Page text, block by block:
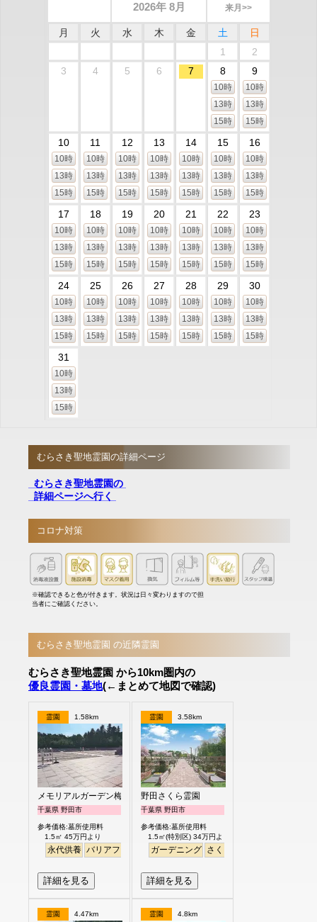
2026年 8月 来月>>
月 火 水 木 金 土
日
1
2
3
4 5 6 7 8
10時
13時
15時
9
10時
13時
15時
10
10時
13時
15時
11
10時
13時
15時
12
10時
13時
15時
13
10時
13時
15時
14
10時
13時
15時
15
10時
13時
15時
16
10時
13時
15時
17
10時
13時
15時
18
10時
13時
15時
19
10時
13時
15時
20
10時
13時
15時
21
10時
13時
15時
22
10時
13時
15時
23
10時
13時
15時
24
10時
13時
15時
25
10時
13時
15時
26
10時
13時
15時
27
10時
13時
15時
28
10時
13時
15時
29
10時
13時
15時
30
10時
13時
15時
31
10時
13時
15時
むらさき聖地霊園の詳細ページ
むらさき聖地霊園の
詳細ページへ行く
コロナ対策
※確認できると色が付きます。状況は日々変わりますので担
当者にご確認ください。
むらさき聖地霊園 の近隣霊園
むらさき聖地霊園 から10km圏内の
優良霊園・墓地(←まとめて地図で確認)
霊園 1.58km
メモリアルガーデン梅郷聖地
千葉県 野田市
参考価格:墓所使用料
1.5㎡ 45万円より
永代供養 バリアフリー ペット
詳細を見る
霊園 3.58km
野田さくら霊園
千葉県 野田市
参考価格:墓所使用料
1.5㎡(特別区) 34万円より
ガーデニング さくら
詳細を見る
霊園 4.47km 霊園 4.8km